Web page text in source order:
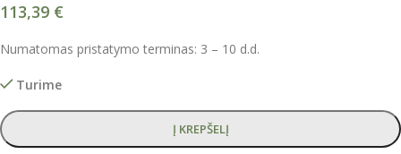
113,39 €
Numatomas pristatymo terminas: 3 – 10 d.d.
Turime
Į KREPŠELĮ